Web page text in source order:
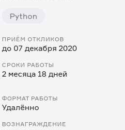
Python
ПРИЁМ ОТКЛИКОВ
до 07 декабря 2020
СРОКИ РАБОТЫ
2 месяца 18 дней
ФОРМАТ РАБОТЫ
Удалённо
ВОЗНАГРАЖДЕНИЕ